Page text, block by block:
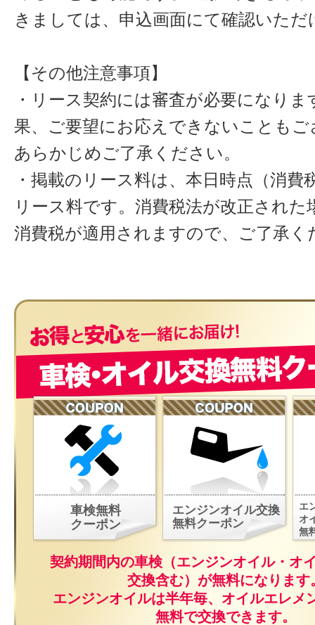
きましては、申込画面にて確認いただ
【その他注意事項】
・リース契約には審査が必要になりま
果、ご要望にお応えできないことも
あらかじめご了承ください。
・掲載のリース料は、本日時点（消費
リース料です。消費税法が改正された
消費税が適用されますので、ご了承く
車検無料
クーポン
エンジンオイル交換
無料クーポン
エ
オ
無
契約期間内の車検（エンジンオイル・オ
交換含む）が無料になります
エンジンオイルは半年毎、オイルエレメ
無料で交換できます。